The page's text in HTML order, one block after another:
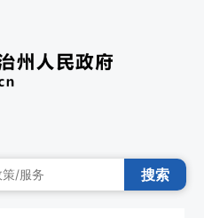
搜索